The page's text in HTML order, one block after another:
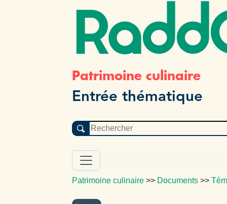
Patrimoine culinaire
Entrée thématique
Patrimoine culinaire >> Documents >>